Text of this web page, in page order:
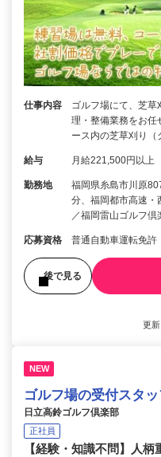
仕事内容
ゴルフ場にて、芝
理・整備業務をお任
ース内の芝草刈り
給与 月給221,500円以
勤務地
福岡県糸島市川原
分、福岡都市高速・
／福岡雷山ゴルフ倶
応募資格 普通自動車運転免許
後で見る
更
NEW
ゴルフ場の受付スタッ
日立高鈴ゴルフ倶楽部
正社員
【経験・知識不問】人